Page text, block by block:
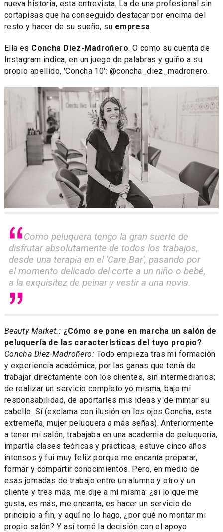
nueva historia, esta entrevista. La de una profesional sin
cortapisas que ha conseguido destacar por encima del
resto y hacer de su sueño, su empresa.
Ella es Concha Diez-Madroñero. O como su cuenta de
Instagram indica, en un juego de palabras y guiño a su
propio apellido, 'Concha 10': @concha_diez_madronero.
Como peluquera tengo la gran suerte de
disfrutar absolutamente de todos los trabajos,
desde una terapia en el 'Care Bar', pasando por
el momento delicado del corte a un niño o bebé,
a la exquisitez de peinar y vestir a una novia.
Beauty Market.: ¿Cómo se pone en marcha un salón de
peluquería de las características del tuyo propio?
Concha Diez-Madroñero: Todo empieza tras mi formación
y experiencia académica, por las ganas que tenía de
trabajar directamente con los clientes, sin intermediarios;
de realizar un servicio completo yo misma, bajo mi
responsabilidad, de aportarles mis ideas y de mimar su
cabello. Sí (exclama con ilusión en los ojos Concha, esta
extremeña, mujer peluquera a más señas). Anteriormente
a tener mi salón, trabajaba en una academia de peluquería,
impartía clases teóricas y prácticas, estuve cinco años
intensos y fui muy feliz porque me encanta preparar,
formar y compartir conocimientos. Pero, en medio de
esas jornadas de trabajo entre un alumno y otro y un
cliente y tres más, me dije a mí misma: ¿si lo que me
gusta, es más, me encanta, es hacer un servicio de
principio a fin, y aquí no lo hago, ¿por qué no montar mi
propio salón? Y así tomé la decisión con el apoyo